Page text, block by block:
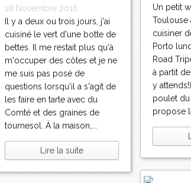
Un petit
Toulouse
cuisiner
Porto
Road
à partit
y
poulet du
propose
18 Novembre 2016
Il y a deux ou trois jours, j'ai
cuisiné le vert d'une botte de
bettes. Il me restait plus qu'à
m'occuper des côtes et je ne
me suis pas posé de
questions lorsqu'il a s'agit de
les faire en tarte avec du
Comté et des graines de
tournesol. À la maison,...
Lire la suite